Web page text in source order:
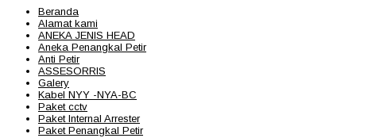
Beranda
Alamat kami
ANEKA JENIS HEAD
Aneka Penangkal Petir
Anti Petir
ASSESORRIS
Galery
Kabel NYY -NYA-BC
Paket cctv
Paket Internal Arrester
Paket Penangkal Petir